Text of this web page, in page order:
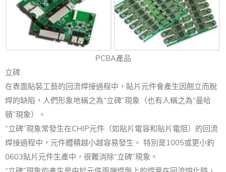
PCBA產品
立碑
在表面貼裝工藝的回流焊接過程中，貼片元件會產生因翹立而脫
焊的缺陷，人們形象地稱之為“立碑”現象（也有人稱之為“曼哈
頓”現象）。
“立碑”現象常發生在CHIP元件（如貼片電容和貼片電阻）的回流
焊接過程中，元件體積越小越容易發生。 特別是1005或更小釣
0603貼片元件生產中，很難消除“立碑”現象。